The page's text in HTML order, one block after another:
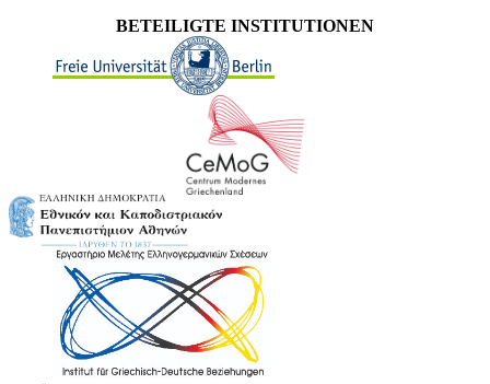
BETEILIGTE INSTITUTIONEN